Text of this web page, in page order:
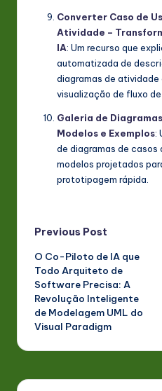
Converter Caso de
Atividade –
IA: Um recurso que
automatizada de
diagramas de
visualização de fluxo
Galeria de
Modelos e Exemplos:
de diagramas de casos
modelos projetados
prototipagem rápida.
Post
navigation
Previous Post
O Co-Piloto de IA que
Todo Arquiteto de
Software Precisa: A
Revolução Inteligente
de Modelagem UML do
Visual Paradigm